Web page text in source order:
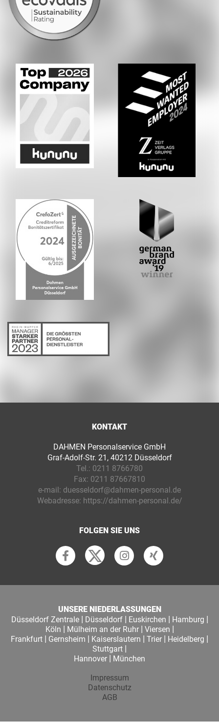
KONTAKT
DAHMEN Personalservice GmbH
Graf-Adolf-Str. 21, 40212 Düsseldorf
Tel.: 0211 8766780
Fax: 0211 87667810
e-mail: duesseldorf@dahmen-personal.de
Webadresse: https://dahmen-personal.de/
FOLGEN SIE UNS
UNSERE NIEDERLASSUNGEN
Düsseldorf Zentrale| Düsseldorf| Euskirchen | Hamburg |
Köln | Mülheim an der Ruhr| Viersen |
Frankfurt | Gernsheim | Kaiserslautern | Trier | Heidelberg |
Stuttgart |
Hannover | München
Impressum
Datenschutz
AGB